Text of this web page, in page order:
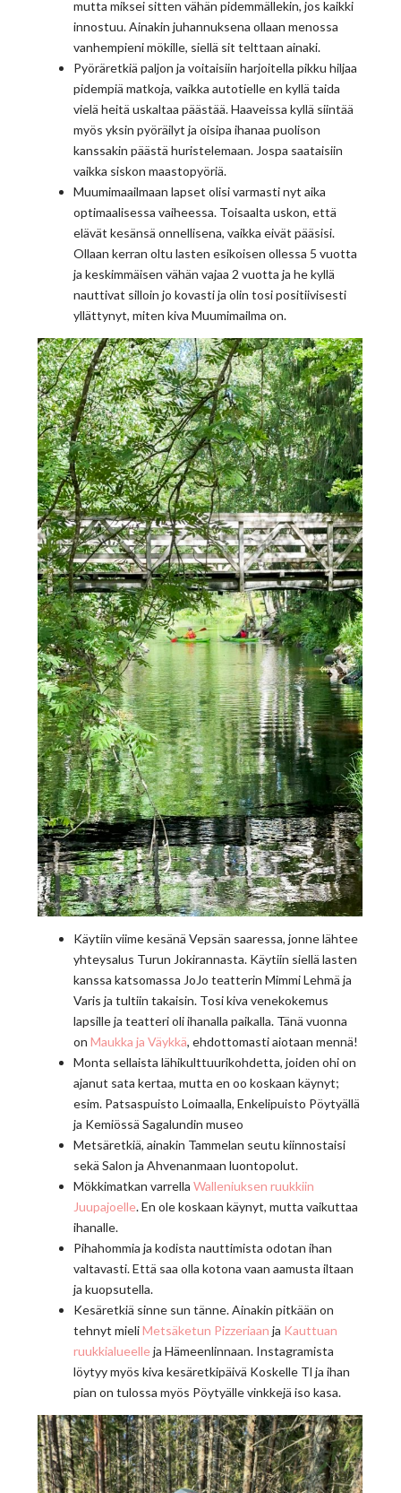
mutta miksei sitten vähän pidemmällekin, jos kaikki
innostuu. Ainakin juhannuksena ollaan menossa
vanhempieni mökille, siellä sit telttaan ainaki.
Pyöräretkiä paljon ja voitaisiin harjoitella pikku hiljaa
pidempiä matkoja, vaikka autotielle en kyllä taida
vielä heitä uskaltaa päästää. Haaveissa kyllä siintää
myös yksin pyöräilyt ja oisipa ihanaa puolison
kanssakin päästä huristelemaan. Jospa saataisiin
vaikka siskon maastopyöriä.
Muumimaailmaan lapset olisi varmasti nyt aika
optimaalisessa vaiheessa. Toisaalta uskon, että
elävät kesänsä onnellisena, vaikka eivät pääsisi.
Ollaan kerran oltu lasten esikoisen ollessa 5 vuotta
ja keskimmäisen vähän vajaa 2 vuotta ja he kyllä
nauttivat silloin jo kovasti ja olin tosi positiivisesti
yllättynyt, miten kiva Muumimailma on.
Käytiin viime kesänä Vepsän saaressa, jonne lähtee
yhteysalus Turun Jokirannasta. Käytiin siellä lasten
kanssa katsomassa JoJo teatterin Mimmi Lehmä ja
Varis ja tultiin takaisin. Tosi kiva venekokemus
lapsille ja teatteri oli ihanalla paikalla. Tänä vuonna
onMaukka ja Väykkä, ehdottomasti aiotaan mennä!
Monta sellaista lähikulttuurikohdetta, joiden ohi on
ajanut sata kertaa, mutta en oo koskaan käynyt;
esim. Patsaspuisto Loimaalla, Enkelipuisto Pöytyällä
ja Kemiössä Sagalundin museo
Metsäretkiä, ainakin Tammelan seutu kiinnostaisi
sekä Salon ja Ahvenanmaan luontopolut.
Mökkimatkan varrellaWalleniuksen ruukkiin
Juupajoelle. En ole koskaan käynyt, mutta vaikuttaa
ihanalle.
Pihahommia ja kodista nauttimista odotan ihan
valtavasti. Että saa olla kotona vaan aamusta iltaan
ja kuopsutella.
Kesäretkiä sinne sun tänne. Ainakin pitkään on
tehnyt mieliMetsäketun Pizzeriaan ja Kauttuan
ruukkialueelleja Hämeenlinnaan. Instagramista
löytyy myös kiva kesäretkipäivä Koskelle Tl ja ihan
pian on tulossa myös Pöytyälle vinkkejä iso kasa.